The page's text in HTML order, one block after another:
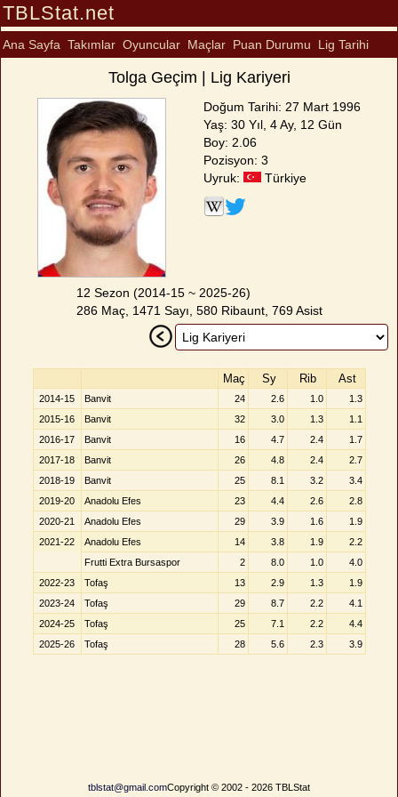
TBLStat.net
Ana Sayfa Takımlar Oyuncular Maçlar Puan Durumu Lig Tarihi
Tolga Geçim | Lig Kariyeri
Doğum Tarihi: 27 Mart 1996
Yaş: 30 Yıl, 4 Ay, 12 Gün
Boy: 2.06
Pozisyon: 3
Uyruk:
Türkiye
12 Sezon (2014-15 ~ 2025-26)
286 Maç, 1471 Sayı, 580 Ribaunt, 769 Asist
Maç Sy Rib Ast
2014-15 Banvit 24 2.6 1.0
1.3
2015-16
Banvit 32 3.0 1.3
1.1
2016-17
Banvit 16 4.7 2.4
1.7
2017-18
Banvit 26 4.8 2.4
2.7
2018-19
Banvit 25 8.1 3.2
3.4
2019-20
Anadolu Efes 23 4.4 2.6
2.8
2020-21
Anadolu Efes 29 3.9 1.6
1.9
2021-22
Anadolu Efes 14 3.8 1.9
2.2
Frutti Extra Bursaspor
2 8.0 1.0
4.0
2022-23
Tofaş 13 2.9 1.3
1.9
2023-24
Tofaş 29 8.7 2.2
4.1
2024-25
Tofaş 25 7.1 2.2
4.4
2025-26
Tofaş 28 5.6 2.3 3.9
tblstat@gmail.comCopyright © 2002 - 2026 TBLStat